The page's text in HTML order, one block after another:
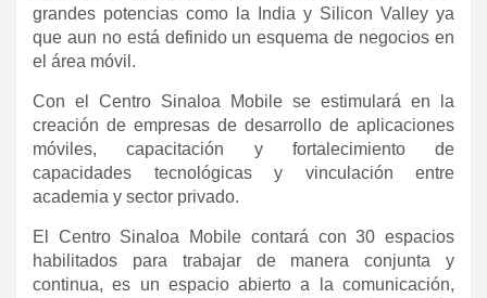
grandes potencias como la India y Silicon Valley ya
que aun no está definido un esquema de negocios en
el área móvil.
Con el Centro Sinaloa Mobile se estimulará en la
creación de empresas de desarrollo de aplicaciones
móviles, capacitación y fortalecimiento de
capacidades tecnológicas y vinculación entre
academia y sector privado.
El Centro Sinaloa Mobile contará con 30 espacios
habilitados para trabajar de manera conjunta y
continua, es un espacio abierto a la comunicación,